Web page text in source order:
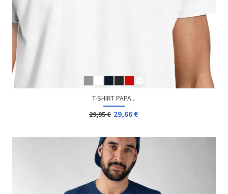
T-SHIRT PAPA...
29,95 € 29,66 €